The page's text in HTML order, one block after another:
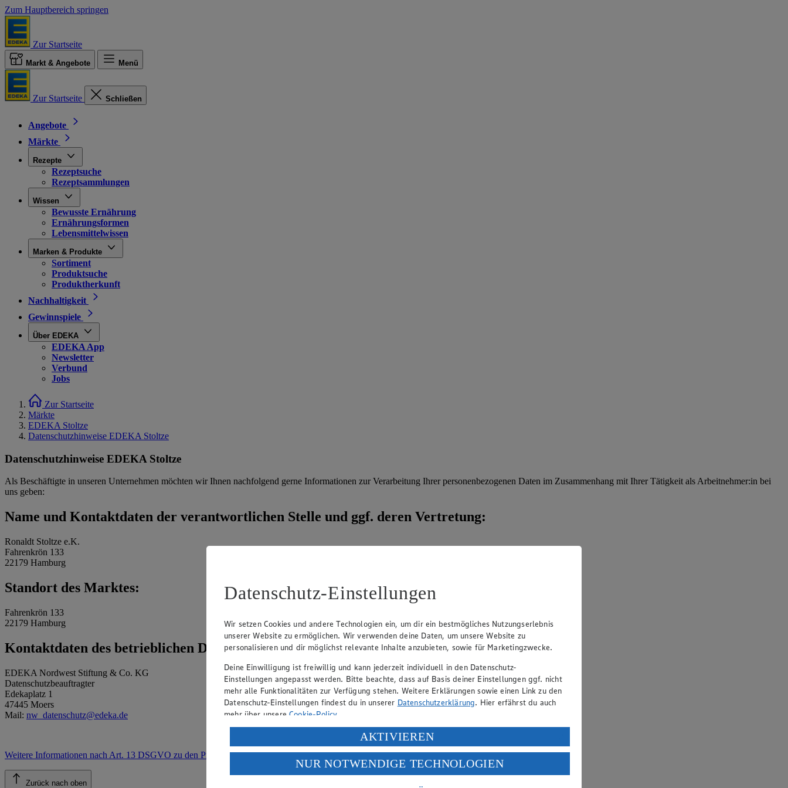
Zum Hauptbereich springen
Zur Startseite
Markt & Angebote Menü
Zur Startseite Schließen
Angebote
Märkte
Rezepte
Rezeptsuche
Rezeptsammlungen
Wissen
Bewusste Ernährung
Ernährungsformen
Lebensmittelwissen
Marken & Produkte
Sortiment
Produktsuche
Produktherkunft
Nachhaltigkeit
Gewinnspiele
Über EDEKA
EDEKA App
Newsletter
Verbund
Jobs
Zur Startseite
Märkte
EDEKA Stoltze
Datenschutzhinweise EDEKA Stoltze
Datenschutzhinweise EDEKA Stoltze
Als Beschäftigte in unseren Unternehmen möchten wir Ihnen nachfolgend gerne Informationen zur Verarbeitung Ihrer personenbezogenen Daten im Zusammenhang mit Ihrer Tätigkeit als Arbeitnehmer:in bei
uns geben:
Name und Kontaktdaten der verantwortlichen Stelle und ggf. deren Vertretung:
Ronaldt Stoltze e.K.
Fahrenkrön 133
22179 Hamburg
Standort des Marktes:
Fahrenkrön 133
22179 Hamburg
Kontaktdaten des betrieblichen Datenschutzbeauftragten:
EDEKA Nordwest Stiftung & Co. KG
Datenschutzbeauftragter
Edekaplatz 1
47445 Moers
Mail: nw_datenschutz@edeka.de
Weitere Informationen nach Art. 13 DSGVO zu den Prozessen.
Zurück nach oben
Datenschutz-Einstellungen
Wir setzen Cookies und andere Technologien ein, um dir ein bestmögliches Nutzungserlebnis
unserer Website zu ermöglichen. Wir verwenden deine Daten, um unsere Website zu
personalisieren und dir möglichst relevante Inhalte anzubieten, sowie für Marketingzwecke.
Deine Einwilligung ist freiwillig und kann jederzeit individuell in den Datenschutz-
Einstellungen angepasst werden. Bitte beachte, dass auf Basis deiner Einstellungen ggf. nicht
mehr alle Funktionalitäten zur Verfügung stehen. Weitere Erklärungen sowie einen Link zu den
Datenschutz-Einstellungen findest du in unserer Datenschutzerklärung. Hier erfährst du auch
mehr über unsereCookie-Policy.
Verarbeitung deiner personenbezogenen Daten in den USA durch Facebook und YouTube:
Wenn du auf „Aktivieren“ klickst, willigst du im Sinne des Art. 49 Abs. 1 Satz 1 lit. a) DSGVO
ein, dass deine Daten in den USA verarbeitet werden. Der EuGH sieht die USA als Land mit
einem nach europäischen Standards nicht angemessenen Datenschutzniveau an. Es besteht das
AKTIVIEREN
NUR NOTWENDIGE TECHNOLOGIEN